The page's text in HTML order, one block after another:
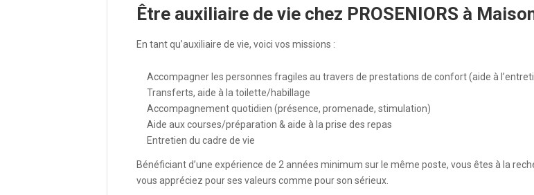
Être auxiliaire de vie chez PROSENIORS à
En tant qu’auxiliaire de vie, voici vos missions :
Accompagner les personnes fragiles au travers de prestations de confort (aide à
Transferts, aide à la toilette/habillage
Accompagnement quotidien (présence, promenade, stimulation)
Aide aux courses/préparation & aide à la prise des repas
Entretien du cadre de vie
Bénéficiant d’une expérience de 2 années minimum sur le même poste, vous êtes à la
vous appréciez pour ses valeurs comme pour son sérieux.